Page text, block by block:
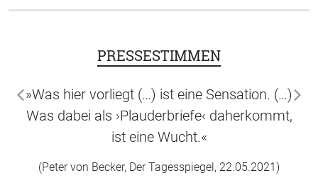
PRESSESTIMMEN
»Was hier vorliegt (…) ist eine Sensation. (…)
Was dabei als ›Plauderbriefe‹ daherkommt,
ist eine Wucht.«
(Peter von Becker, Der Tagesspiegel, 22.05.2021)
zurück